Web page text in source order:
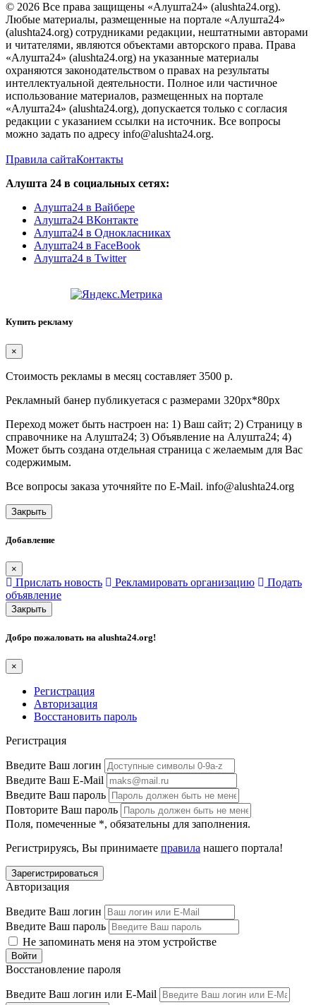
© 2026 Все права защищены «Алушта24» (alushta24.org).
Любые материалы, размещенные на портале «Алушта24»
(alushta24.org) сотрудниками редакции, нештатными авторами
и читателями, являются объектами авторского права. Права
«Алушта24» (alushta24.org) на указанные материалы
охраняются законодательством о правах на результаты
интеллектуальной деятельности. Полное или частичное
использование материалов, размещенных на портале
«Алушта24» (alushta24.org), допускается только с согласия
редакции с указанием ссылки на источник. Все вопросы
можно задать по адресу info@alushta24.org.
Правила сайтаКонтакты
Алушта 24 в социальных сетях:
Алушта24 в Вайбере
Алушта24 ВКонтакте
Алушта24 в Однокласниках
Алушта24 в FaceBook
Алушта24 в Twitter
Купить рекламу
×
Стоимость рекламы в месяц составляет 3500 р.
Рекламный банер публикуетася с размерами 320px*80px
Переход может быть настроен на: 1) Ваш сайт; 2) Страницу в
справочнике на Алушта24; 3) Объявление на Алушта24; 4)
Может быть создана отдельная страница с желаемым для Вас
содержимым.
Все вопросы заказа уточняйте по E-Mail. info@alushta24.org
Закрыть
Добавление
×
Прислать новость Рекламировать организацию
Подать
объявление
Закрыть
Добро пожаловать на alushta24.org!
×
Регистрация
Авторизация
Восстановить пароль
Регистрация
Введите Ваш логин
Введите Ваш E-Mail
Введите Ваш пароль
Повторите Ваш пароль
Поля, помеченные *, обязательны для заполнения.
Регистрируясь, Вы принимаете правила нашего портала!
Авторизация
Введите Ваш логин
Введите Ваш пароль
Не запоминать меня на этом устройстве
Восстановление пароля
Введите Ваш логин или E-Mail